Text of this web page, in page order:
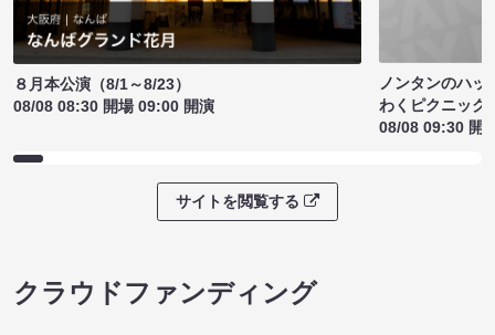
８月本公演（8/1～8/23）
08/08 08:30 開場 09:00 開演
ノンタンのハッ
わくピクニック
08/08 09:30 開
サイトを閲覧する
クラウドファンディング